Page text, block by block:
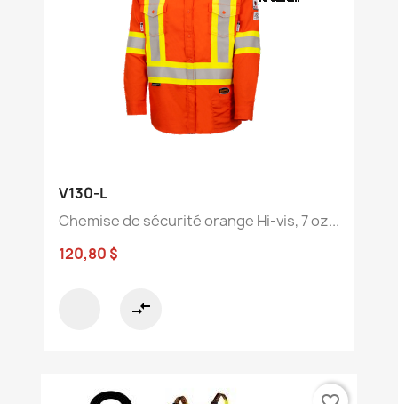
V130-L
Chemise de sécurité orange Hi-vis, 7 oz...
120,80 $
compare_arrows